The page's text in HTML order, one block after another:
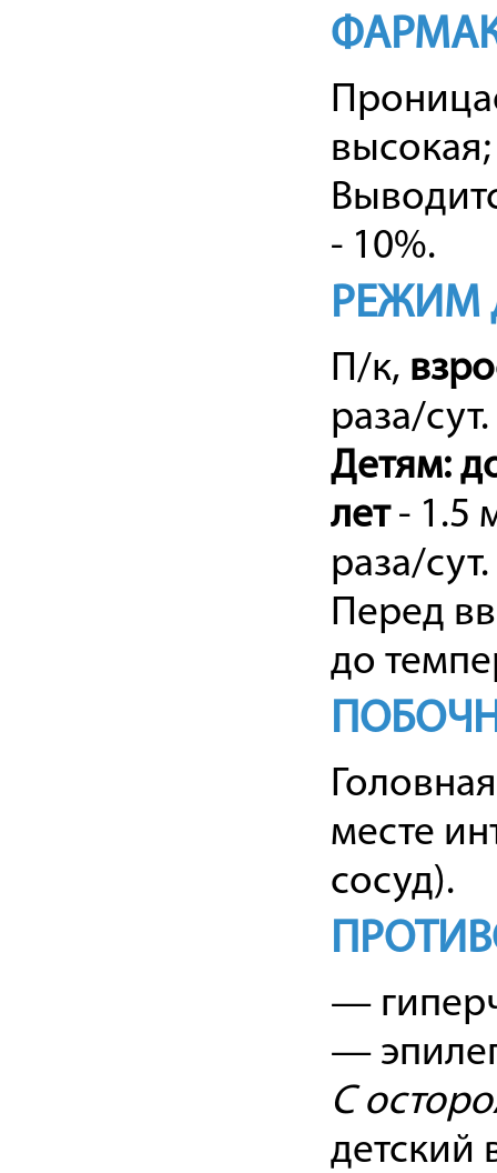
- 10%.
РЕЖИМ
П/к,
раза/сут.
Детям:
лет- 1.5
раза/сут.
Перед
до
месте
сосуд).
—
—
C
детский